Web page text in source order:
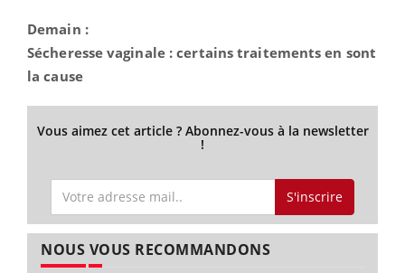
Demain :
Sécheresse vaginale : certains traitements en sont
la cause
Vous aimez cet article ? Abonnez-vous à la newsletter
!
S'inscrire
NOUS VOUS RECOMMANDONS